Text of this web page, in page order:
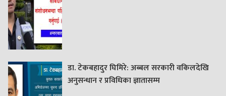
डा. टेकबहादुर घिमिरे: अब्बल सरकारी वकिलदेखि
अनुसन्धान र प्रविधिका ज्ञातासम्म